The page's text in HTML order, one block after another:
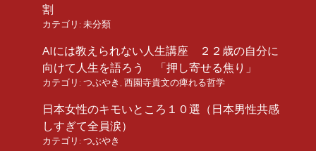
割
カテゴリ: 未分類
AIには教えられない人生講座 ２２歳の自分に
向けて人生を語ろう 「押し寄せる焦り」
カテゴリ: つぶやき , 西園寺貴文の痺れる哲学
日本女性のキモいところ１０選（日本男性共感
しすぎて全員涙）
カテゴリ: つぶやき